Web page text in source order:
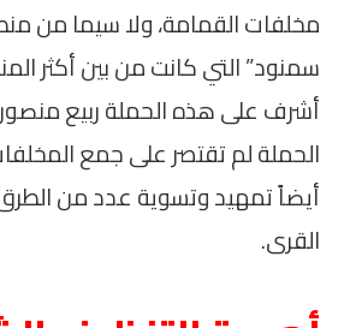
مخلفات القمامة، ولا سيما من
سمنود” التي كانت من بين أكثر
أشرف على هذه الحملة ربيع
الحملة لم تقتصر على جمع
أيضاً تمهيد وتسوية عدد من
القرى.